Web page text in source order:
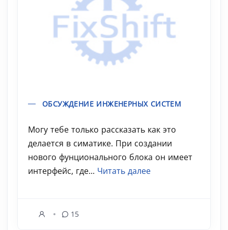
ОБСУЖДЕНИЕ ИНЖЕНЕРНЫХ СИСТЕМ
Могу тебе только рассказать как это
делается в симатике. При создании
нового фунционального блока он имеет
интерфейс, где... Читать далее
15